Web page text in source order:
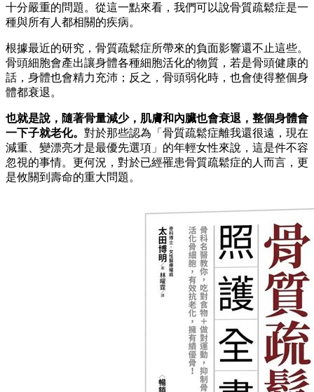
十分嚴重的問題。從這一點來看，我們可以說骨質疏鬆症是一
種與所有人都相關的疾病。
根據最近的研究，骨質疏鬆症所帶來的負面影響還不止這些。
骨頭細胞會產出讓身體各種細胞活化的物質，若是骨頭健康的
話，身體也會精力充沛；反之，骨頭弱化時，也會使得整個身
體都衰退。
也就是說，隨著骨量減少，肌膚和內臟也會衰退，整個身體會
一下子就老化。 對於那些認為「骨質疏鬆症離我還很遠，現在
減重、變漂亮才是最優先選項」的年輕女性來說，這是件不容
忽視的事情。更何況，對於已經罹患骨質疏鬆症的人而言，更
是攸關到壽命的重大問題。